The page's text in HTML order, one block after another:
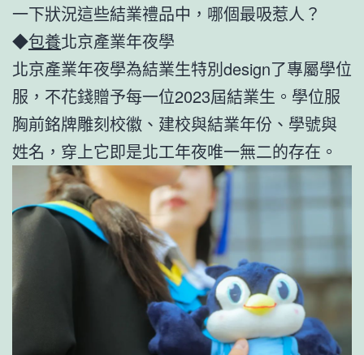
一下狀況這些結業禮品中，哪個最吸惹人？
◆包養北京產業年夜學
北京產業年夜學為結業生特別design了專屬學位
服，不花錢贈予每一位2023屆結業生。學位服
胸前銘牌雕刻校徽、建校與結業年份、學號與
姓名，穿上它即是北工年夜唯一無二的存在。